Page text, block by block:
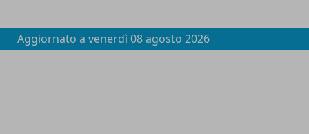
Aggiornato a venerdì 08 agosto 2026